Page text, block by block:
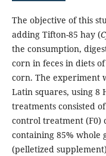
The objective of this
adding Tifton-85 hay (
the consumption,
corn in feces in diets
corn. The experiment
Latin squares, using 8
treatments consisted
control treatment (F0)
containing 85% whole
(pelletized